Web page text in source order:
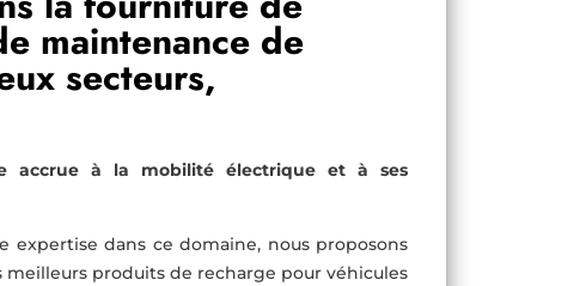
maintenance de
secteurs,
accrue à la mobilité électrique et à ses
expertise dans ce domaine, nous proposons
produits de recharge pour véhicules